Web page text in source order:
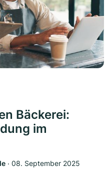
Bäckerei:
im
‧ 08. September 2025